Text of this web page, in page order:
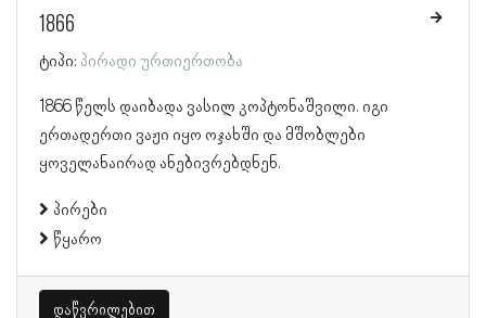
1866
ტიპი: პირადი ურთიერთობა
1866 წელს დაიბადა ვასილ კოპტონაშვილი. იგი
ერთადერთი ვაჟი იყო ოჯახში და მშობლები
ყოველანაირად ანებივრებდნენ.
პირები
წყარო
დაწვრილებით